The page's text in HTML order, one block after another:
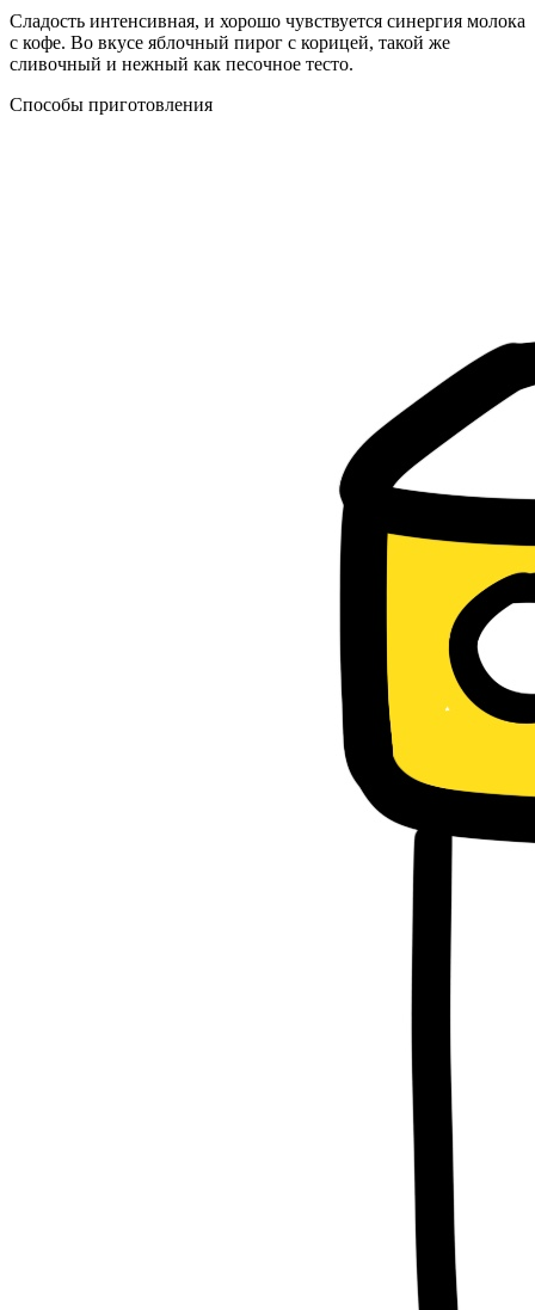
Сладость интенсивная, и хорошо чувствуется синергия молока
с кофе. Во вкусе яблочный пирог с корицей, такой же
сливочный и нежный как песочное тесто.
Способы приготовления